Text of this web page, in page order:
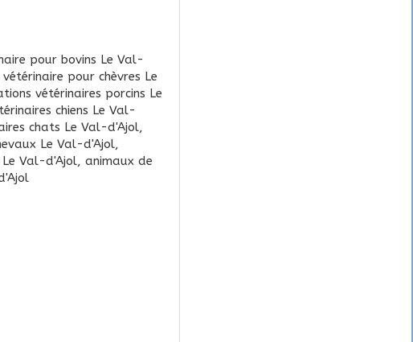
pour bovins Le Val-
pour chèvres Le
vétérinaires porcins Le
chiens Le Val-
chats Le Val-d'Ajol,
Le Val-d'Ajol,
Le Val-d'Ajol,animaux de